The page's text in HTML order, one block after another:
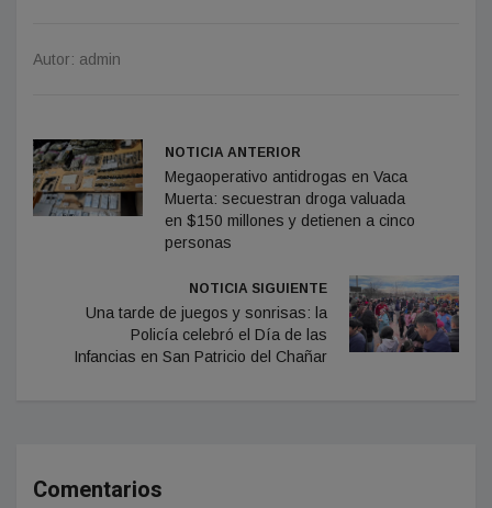
Autor: admin
NOTICIA ANTERIOR
Megaoperativo antidrogas en Vaca
Muerta: secuestran droga valuada
en $150 millones y detienen a cinco
personas
NOTICIA SIGUIENTE
Una tarde de juegos y sonrisas: la
Policía celebró el Día de las
Infancias en San Patricio del Chañar
Comentarios